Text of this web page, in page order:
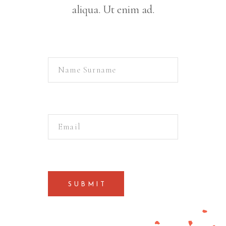
aliqua. Ut enim ad.
SUBMIT